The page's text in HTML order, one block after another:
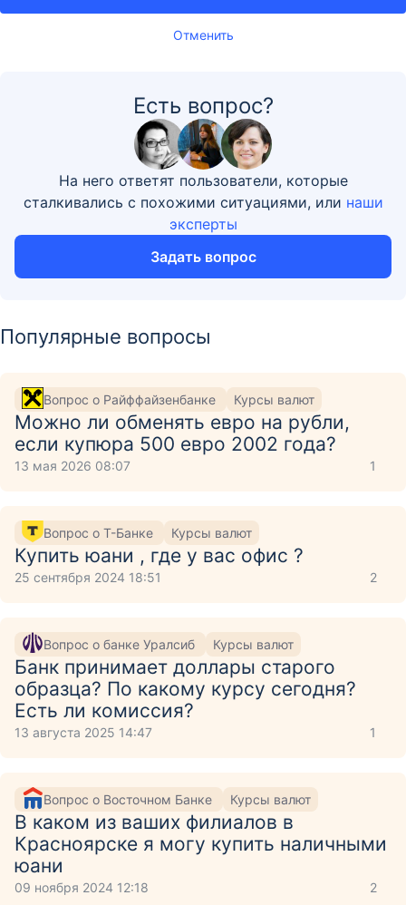
Отменить
Есть вопрос?
На него ответят пользователи, которые
сталкивались с похожими ситуациями, или наши
эксперты
Задать вопрос
Популярные вопросы
Вопрос о Райффайзенбанке Курсы валют
Можно ли обменять евро на рубли,
если купюра 500 евро 2002 года?
13 мая 2026 08:07 1
Вопрос о Т-Банке Курсы валют
Купить юани , где у вас офис ?
25 сентября 2024 18:51 2
Вопрос о банке Уралсиб Курсы валют
Банк принимает доллары старого
образца? По какому курсу сегодня?
Есть ли комиссия?
13 августа 2025 14:47 1
Вопрос о Восточном Банке Курсы валют
В каком из ваших филиалов в
Красноярске я могу купить наличными
юани
09 ноября 2024 12:18 2